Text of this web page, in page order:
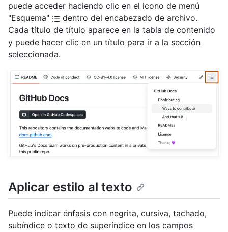
puede acceder haciendo clic en el icono de menú
"Esquema"
dentro del encabezado de archivo.
Cada título de título aparece en la tabla de contenido
y puede hacer clic en un título para ir a la sección
seleccionada.
Aplicar estilo al texto
Puede indicar énfasis con negrita, cursiva, tachado,
subíndice o texto de superíndice en los campos